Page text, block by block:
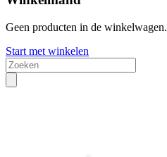
Geen producten in de winkelwagen.
Start met winkelen